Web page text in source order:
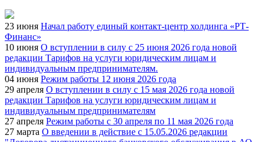
23 июня Начал работу единый контакт-центр холдинга «РТ-
Финанс»
10 июня О вступлении в силу с 25 июня 2026 года новой
редакции Тарифов на услуги юридическим лицам и
индивидуальным предпринимателям.
04 июня Режим работы 12 июня 2026 года
29 апреля О вступлении в силу с 15 мая 2026 года новой
редакции Тарифов на услуги юридическим лицам и
индивидуальным предпринимателям
27 апреля Режим работы с 30 апреля по 11 мая 2026 года
27 марта О введении в действие с 15.05.2026 редакции